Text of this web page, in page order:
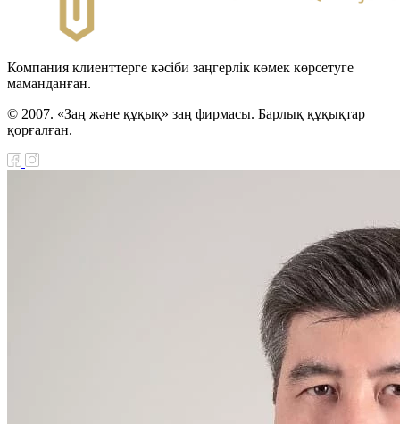
Компания клиенттерге кәсіби заңгерлік көмек көрсетуге
маманданған.
© 2007. «Заң және құқық» заң фирмасы. Барлық құқықтар
қорғалған.